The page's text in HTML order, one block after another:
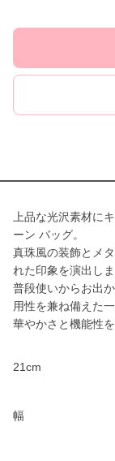
上品な光沢素材に
ーン バッグ。
真珠風の装飾とメ
れた印象を演出しま
普段使いからお出
用性を兼ね備えた一
華やかさと機能性
21cm
幅